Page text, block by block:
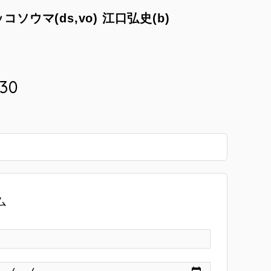
ソウマ(ds,vo) 江口弘史(b)